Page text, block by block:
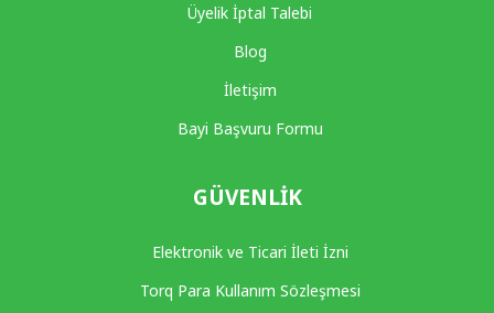
Üyelik İptal Talebi
Blog
İletişim
Bayi Başvuru Formu
GÜVENLIK
Elektronik ve Ticari İleti İzni
Torq Para Kullanım Sözleşmesi